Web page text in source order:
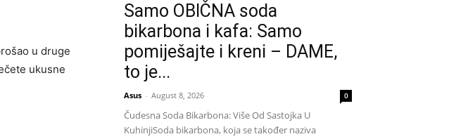
u druge
ukusne
Samo OBIČNA soda
bikarbona i kafa: Samo
pomiješajte i kreni – DAME,
to je...
Asus - August 8, 2026 0
Čudesna Soda Bikarbona: Više Od Sastojka U
KuhinjiSoda bikarbona, koja se također naziva